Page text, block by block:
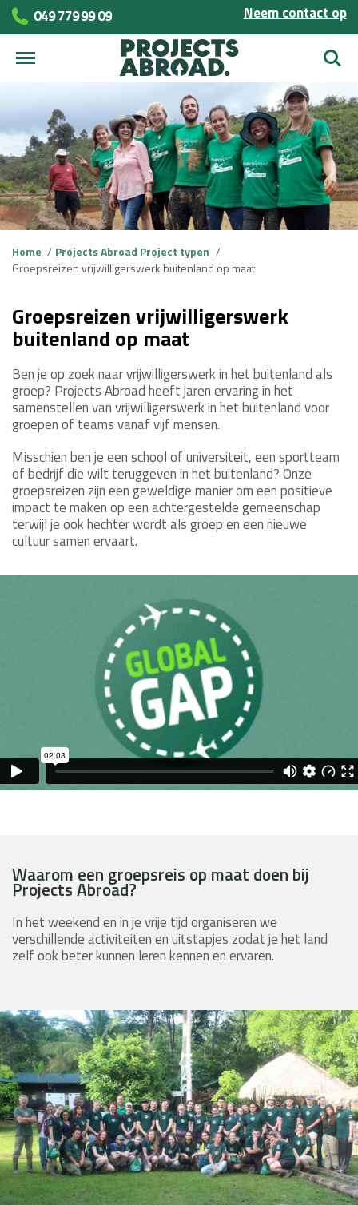
049 779 99 09 Neem contact op
Zoek
Home
Projects Abroad Project typen
Groepsreizen vrijwilligerswerk buitenland op maat
Groepsreizen vrijwilligerswerk
buitenland op maat
Ben je op zoek naar vrijwilligerswerk in het buitenland als
groep? Projects Abroad heeft jaren ervaring in het
samenstellen van vrijwilligerswerk in het buitenland voor
groepen of teams vanaf vijf mensen.
Misschien ben je een school of universiteit, een sportteam
of bedrijf die wilt teruggeven in het buitenland? Onze
groepsreizen zijn een geweldige manier om een positieve
impact te maken op een achtergestelde gemeenschap
terwijl je ook hechter wordt als groep en een nieuwe
cultuur samen ervaart.
Waarom een groepsreis op maat doen bij
Projects Abroad?
In het weekend en in je vrije tijd organiseren we
verschillende activiteiten en uitstapjes zodat je het land
zelf ook beter kunnen leren kennen en ervaren.